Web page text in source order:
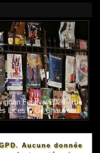
Festival 2024 - rue
Lices © Gil Chauveau.
Aucune donnée